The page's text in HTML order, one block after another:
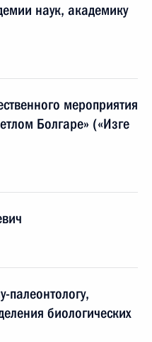
наук, академику
мероприятия
Болгаре» («Изге
палеонтологу,
биологических